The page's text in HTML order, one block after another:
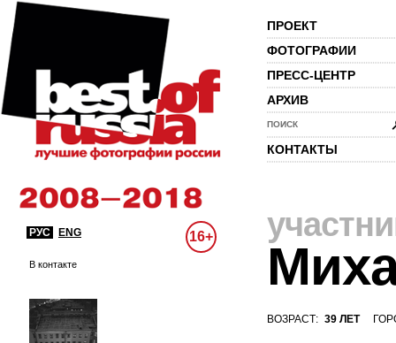
ПРОЕКТ
ФОТОГРАФИИ
ПРЕСС-ЦЕНТР
АРХИВ
ПОИСК
КОНТАКТЫ
РУС ENG 16+
В контакте
ВОЗРАСТ: 39 ЛЕТ